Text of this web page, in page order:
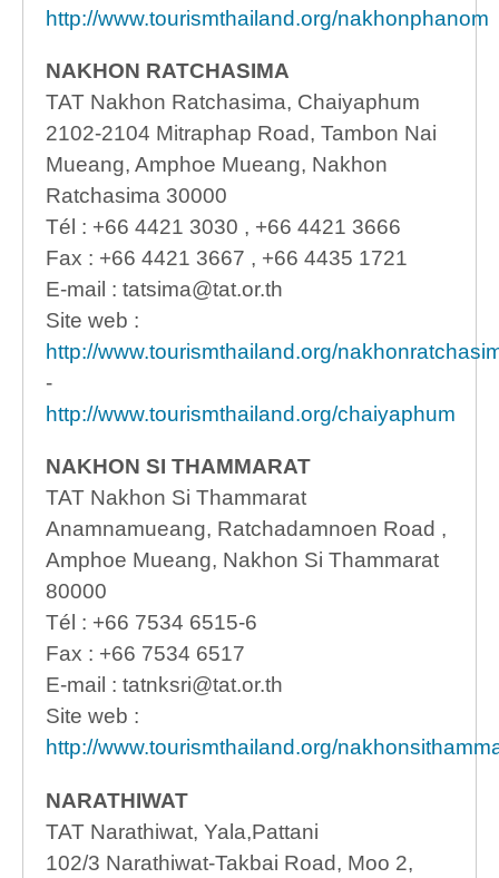
http://www.tourismthailand.org/nakhonphanom
NAKHON RATCHASIMA
TAT Nakhon Ratchasima, Chaiyaphum
2102-2104 Mitraphap Road, Tambon Nai
Mueang, Amphoe Mueang, Nakhon
Ratchasima 30000
Tél : +66 4421 3030 , +66 4421 3666
Fax : +66 4421 3667 , +66 4435 1721
E-mail : tatsima@tat.or.th
Site web :
http://www.tourismthailand.org/
-
http://www.tourismthailand.org/chaiyaphum
NAKHON SI THAMMARAT
TAT Nakhon Si Thammarat
Anamnamueang, Ratchadamnoen Road ,
Amphoe Mueang, Nakhon Si Thammarat
80000
Tél : +66 7534 6515-6
Fax : +66 7534 6517
E-mail : tatnksri@tat.or.th
Site web :
http://www.tourismthailand.org/
NARATHIWAT
TAT Narathiwat, Yala,Pattani
102/3 Narathiwat-Takbai Road, Moo 2,